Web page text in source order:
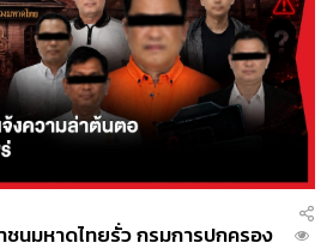
ซอร์เบียระบุว่า “สถานการณ์ขณะนี้
อย่างแท้จริง” โดยเขาได้เรียกร้องให้
ามเก็บค่าปรับชาวเซิร์บที่ยังมีป้าย
บาลเซอร์เบีย พร้อมให้คำมั่นว่า เซ
ายทะเบียนรถเดิม รวมถึงยุติการออก
บชาวเซิร์บที่อาศัยอยู่ในพื้นที่ทาง
พื่อลดความตึงเครียดที่เกิดขึ้นอยู่ใน
อวอระบุว่า การจดทะเบียนป้าย
นมหาดไทยรั่ว กรมการปกครอง